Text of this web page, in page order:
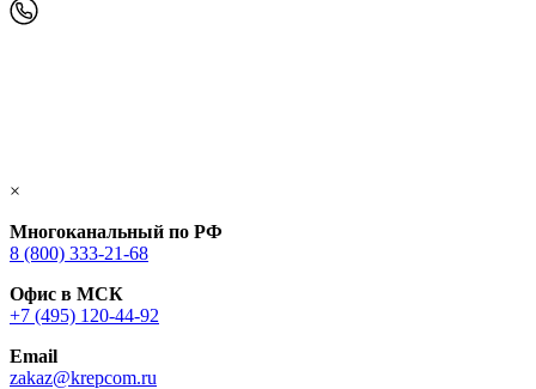
×
Многоканальный по РФ
8 (800) 333‑21-68
Офис в МСК
+7 (495) 120-44-92
Email
zakaz@krepcom.ru